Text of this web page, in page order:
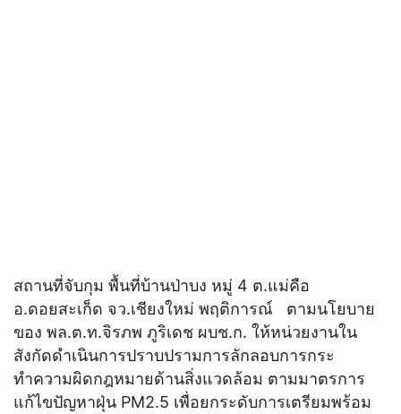
สถานที่จับกุม พื้นที่บ้านป่าบง หมู่ 4 ต.แม่คือ
อ.ดอยสะเก็ด จว.เชียงใหม่ พฤติการณ์ ตามนโยบาย
ของ พล.ต.ท.จิรภพ ภูริเดช ผบช.ก. ให้หน่วยงานใน
สังกัดดำเนินการปราบปรามการลักลอบการกระ
ทำความผิดกฎหมายด้านสิ่งแวดล้อม ตามมาตรการ
แก้ไขปัญหาฝุ่น PM2.5 เพื่อยกระดับการเตรียมพร้อม